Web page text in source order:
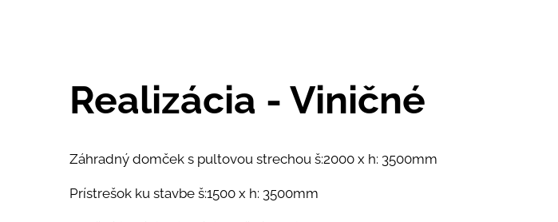
Realizácia - Viničné
Záhradný domček s pultovou strechou š:2000 x h: 3500mm
Prístrešok ku stavbe š:1500 x h: 3500mm